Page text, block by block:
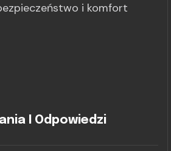
i komfort
I Odpowiedzi